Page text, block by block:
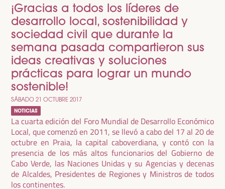
¡Gracias a todos los líderes de
desarrollo local, sostenibilidad y
sociedad civil que durante la
semana pasada compartieron sus
ideas creativas y soluciones
prácticas para lograr un mundo
sostenible!
SÁBADO 21 OCTUBRE 2017
NOTICIAS
La cuarta edición del Foro Mundial de Desarrollo Económico
Local, que comenzó en 2011, se llevó a cabo del 17 al 20 de
octubre en Praia, la capital caboverdiana, y contó con la
presencia de los más altos funcionarios del Gobierno de
Cabo Verde, las Naciones Unidas y su Agencias y decenas
de Alcaldes, Presidentes de Regiones y Ministros de todos
los continentes.